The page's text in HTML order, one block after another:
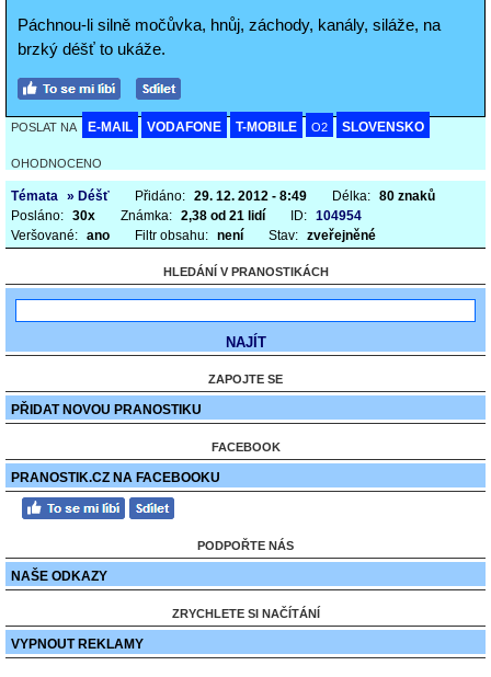
Páchnou-li silně močůvka, hnůj, záchody, kanály, siláže, na
brzký déšť to ukáže.
POSLAT NA E-MAIL VODAFONE T-MOBILE O2 SLOVENSKO
OHODNOCENO
Témata » Déšť Přidáno: 29. 12. 2012 - 8:49 Délka: 80 znaků
Posláno: 30x Známka: 2,38 od 21 lidí ID: 104954
Veršované: ano Filtr obsahu: není Stav: zveřejněné
HLEDÁNÍ V PRANOSTIKÁCH
ZAPOJTE SE
PŘIDAT NOVOU PRANOSTIKU
FACEBOOK
PRANOSTIK.CZ NA FACEBOOKU
PODPOŘTE NÁS
NAŠE ODKAZY
ZRYCHLETE SI NAČÍTÁNÍ
VYPNOUT REKLAMY